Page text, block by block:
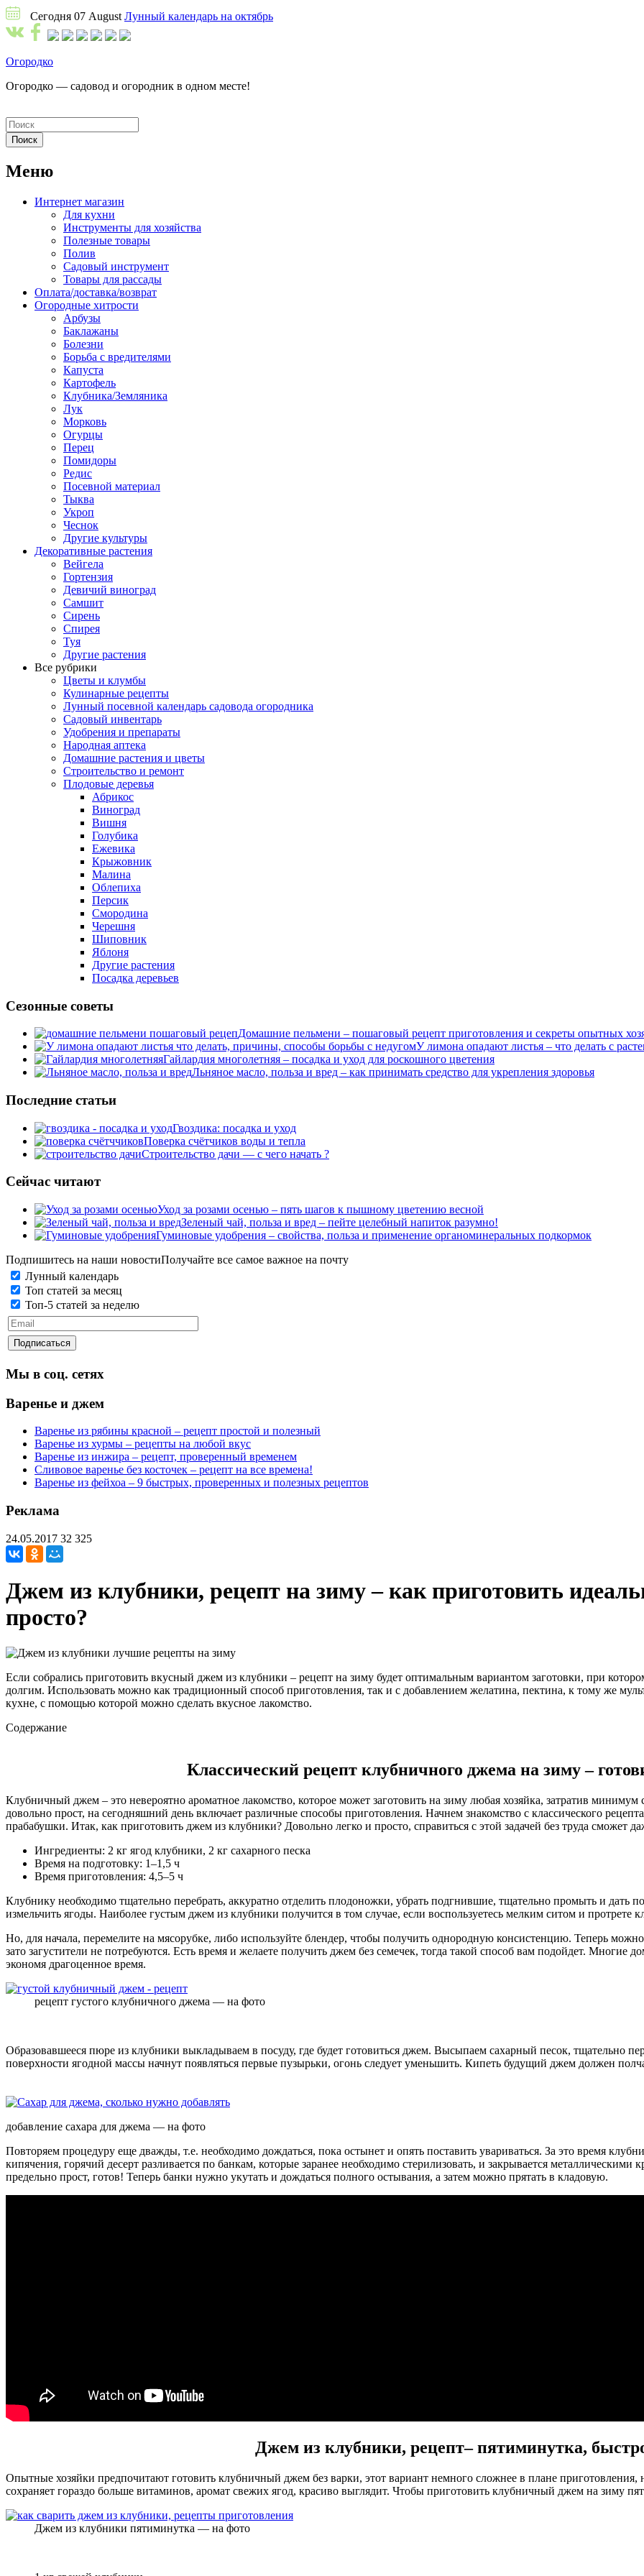
Сегодня 07 August Лунный календарь на октябрь
Огородко
Огородко — садовод и огородник в одном месте!
Меню
Интернет магазин
Для кухни
Инструменты для хозяйства
Полезные товары
Полив
Садовый инструмент
Товары для рассады
Оплата/доставка/возврат
Огородные хитрости
Арбузы
Баклажаны
Болезни
Борьба с вредителями
Капуста
Картофель
Клубника/Земляника
Лук
Морковь
Огурцы
Перец
Помидоры
Редис
Посевной материал
Тыква
Укроп
Чеснок
Другие культуры
Декоративные растения
Вейгела
Гортензия
Девичий виноград
Самшит
Сирень
Спирея
Туя
Другие растения
Все рубрики
Цветы и клумбы
Кулинарные рецепты
Лунный посевной календарь садовода огородника
Садовый инвентарь
Удобрения и препараты
Народная аптека
Домашние растения и цветы
Строительство и ремонт
Плодовые деревья
Абрикос
Виноград
Вишня
Голубика
Ежевика
Крыжовник
Малина
Облепиха
Персик
Смородина
Черешня
Шиповник
Яблоня
Другие растения
Посадка деревьев
Сезонные советы
Домашние пельмени – пошаговый рецепт приготовления и секреты опытных
У лимона опадают листья – что делать с
Гайлардия многолетняя – посадка и уход для роскошного цветения
Льняное масло, польза и вред – как принимать средство для укрепления здоровья
Последние статьи
Гвоздика: посадка и уход
Поверка счётчиков воды и тепла
Строительство дачи — с чего начать ?
Сейчас читают
Уход за розами осенью – пять шагов к пышному цветению весной
Зеленый чай, польза и вред – пейте целебный напиток разумно!
Гуминовые удобрения – свойства, польза и применение органоминеральных подкормок
Подпишитесь на наши новостиПолучайте все самое важное на почту
Лунный календарь
Топ статей за месяц
Топ-5 статей за неделю
Мы в соц. сетях
Варенье и джем
Варенье из рябины красной – рецепт простой и полезный
Варенье из хурмы – рецепты на любой вкус
Варенье из инжира – рецепт, проверенный временем
Сливовое варенье без косточек – рецепт на все времена!
Варенье из фейхоа – 9 быстрых, проверенных и полезных рецептов
Реклама
24.05.2017 32 325
Джем из клубники, рецепт на зиму – как приготовить
просто?
Если собрались приготовить вкусный джем из клубники – рецепт на зиму будет оптимальным вариантом заготовки, при
долгим. Использовать можно как традиционный способ приготовления, так и с добавлением желатина, пектина, к тому же
кухне, с помощью которой можно сделать вкусное лакомство.
Содержание
Классический рецепт клубничного джема на зиму –
Клубничный джем – это невероятно ароматное лакомство, которое может заготовить на зиму любая хозяйка, затратив
довольно прост, на сегодняшний день включает различные способы приготовления. Начнем знакомство с классического
прабабушки. Итак, как приготовить джем из клубники? Довольно легко и просто, справиться с этой задачей без труда сможет
Ингредиенты: 2 кг ягод клубники, 2 кг сахарного песка
Время на подготовку: 1–1,5 ч
Время приготовления: 4,5–5 ч
Клубнику необходимо тщательно перебрать, аккуратно отделить плодоножки, убрать подгнившие, тщательно промыть и дать
измельчить ягоды. Наиболее густым джем из клубники получится в том случае, если воспользуетесь мелким ситом и протрете
Но, для начала, перемелите на мясорубке, либо используйте блендер, чтобы получить однородную консистенцию. Теперь
зато загустители не потребуются. Есть время и желаете получить джем без семечек, тогда такой способ вам подойдет. Многие
экономя драгоценное время.
рецепт густого клубничного джема — на фото
Образовавшееся пюре из клубники выкладываем в посуду, где будет готовиться джем. Высыпаем сахарный песок, тщательно
поверхности ягодной массы начнут появляться первые пузырьки, огонь следует уменьшить. Кипеть будущий джем должен
добавление сахара для джема — на фото
Повторяем процедуру еще дважды, т.е. необходимо дождаться, пока остынет и опять поставить увариваться. За это время
кипячения, горячий десерт разливается по банкам, которые заранее необходимо стерилизовать, и закрывается
предельно прост, готов! Теперь банки нужно укутать и дождаться полного остывания, а затем можно прятать в кладовую.
Джем из клубники, рецепт– пятиминутка,
Опытные хозяйки предпочитают готовить клубничный джем без варки, этот вариант немного сложнее в плане
сохраняет гораздо больше витаминов, аромат свежих ягод, красиво выглядит. Чтобы приготовить клубничный джем на зиму
Джем из клубники пятиминутка — на фото